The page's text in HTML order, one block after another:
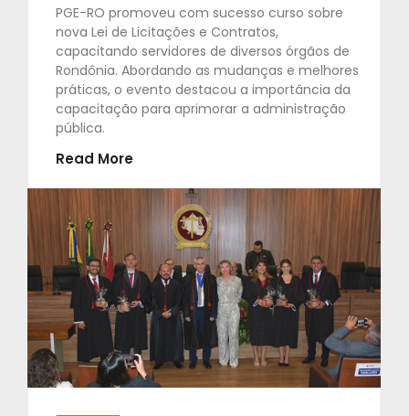
PGE-RO promoveu com sucesso curso sobre
nova Lei de Licitações e Contratos,
capacitando servidores de diversos órgãos de
Rondônia. Abordando as mudanças e melhores
práticas, o evento destacou a importância da
capacitação para aprimorar a administração
pública.
Read More